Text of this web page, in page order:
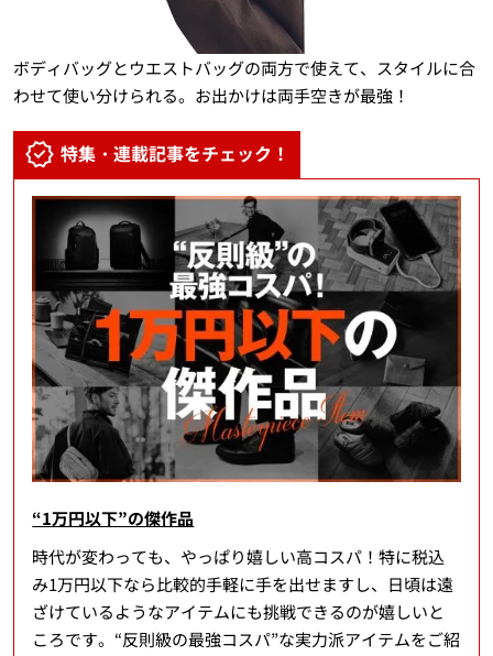
ボディバッグとウエストバッグの両方で使えて、スタイルに合
わせて使い分けられる。お出かけは両手空きが最強！
特集・連載記事をチェック！
“1万円以下”の傑作品
時代が変わっても、やっぱり嬉しい高コスパ！特に税込
み1万円以下なら比較的手軽に手を出せますし、日頃は遠
ざけているようなアイテムにも挑戦できるのが嬉しいと
ころです。“反則級の最強コスパ”な実力派アイテムをご紹